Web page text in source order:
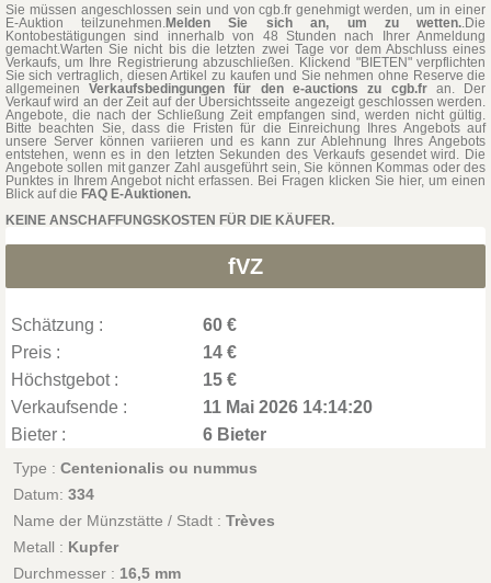
Sie müssen angeschlossen sein und von cgb.fr genehmigt werden, um in einer
E-Auktion teilzunehmen.Melden Sie sich an, um zu wetten. .Die
Kontobestätigungen sind innerhalb von 48 Stunden nach Ihrer Anmeldung
gemacht.Warten Sie nicht bis die letzten zwei Tage vor dem Abschluss eines
Verkaufs, um Ihre Registrierung abzuschließen. Klickend "BIETEN" verpflichten
Sie sich vertraglich, diesen Artikel zu kaufen und Sie nehmen ohne Reserve die
allgemeinenVerkaufsbedingungen für den e-auctions zu cgb.fran. Der
Verkauf wird an der Zeit auf der Übersichtsseite angezeigt geschlossen werden.
Angebote, die nach der Schließung Zeit empfangen sind, werden nicht gültig.
Bitte beachten Sie, dass die Fristen für die Einreichung Ihres Angebots auf
unsere Server können variieren und es kann zur Ablehnung Ihres Angebots
entstehen, wenn es in den letzten Sekunden des Verkaufs gesendet wird. Die
Angebote sollen mit ganzer Zahl ausgeführt sein, Sie können Kommas oder des
Punktes in Ihrem Angebot nicht erfassen. Bei Fragen klicken Sie hier, um einen
Blick auf die FAQ E-Auktionen.
KEINE ANSCHAFFUNGSKOSTEN FÜR DIE KÄUFER.
fVZ
Schätzung :
60 €
Preis :
14 €
Höchstgebot :
15 €
Verkaufsende :
11 Mai 2026 14:14:20
Bieter :
6 Bieter
Type : Centenionalis ou nummus
Datum: 334
Name der Münzstätte / Stadt : Trèves
Metall : Kupfer
Durchmesser : 16,5 mm